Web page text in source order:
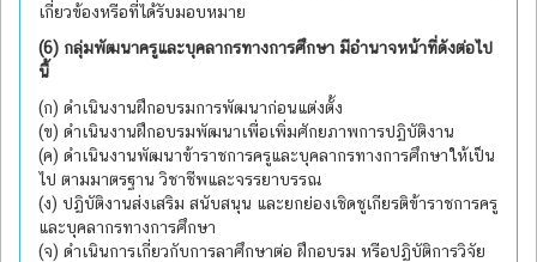
เกี่ยวข้องหรือที่ได้รับมอบหมาย
(6) กลุ่มพัฒนาครูและบุคลากรทางการศึกษา มีอำนาจหน้าที่ดังต่อไป
นี้
(ก) ดำเนินงานฝึกอบรมการพัฒนาก่อนแต่งตั้ง
(ข) ดำเนินงานฝึกอบรมพัฒนาเพื่อเพิ่มศักยภาพการปฏิบัติงาน
(ค) ดำเนินงานพัฒนาข้าราชการครูและบุคลากรทางการศึกษาให้เป็น
ไป ตามมาตรฐาน วิชาชีพและจรรยาบรรณ
(ง) ปฏิบัติงานส่งเสริม สนับสนุน และยกย่องเชิดชูเกียรติข้าราชการครู
และบุคลากรทางการศึกษา
(จ) ดำเนินการเกี่ยวกับการลาศึกษาต่อ ฝึกอบรม หรือปฏิบัติการวิจัย